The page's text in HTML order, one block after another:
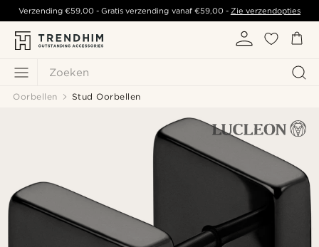
Zoeken
Verzending€59,00 - Gratis verzending vanaf €59,00- Zie verzendopties
Oorbellen Stud Oorbellen